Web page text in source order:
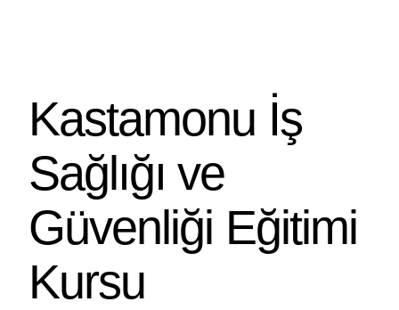
Kastamonu İş
Sağlığı ve
Güvenliği Eğitimi
Kursu